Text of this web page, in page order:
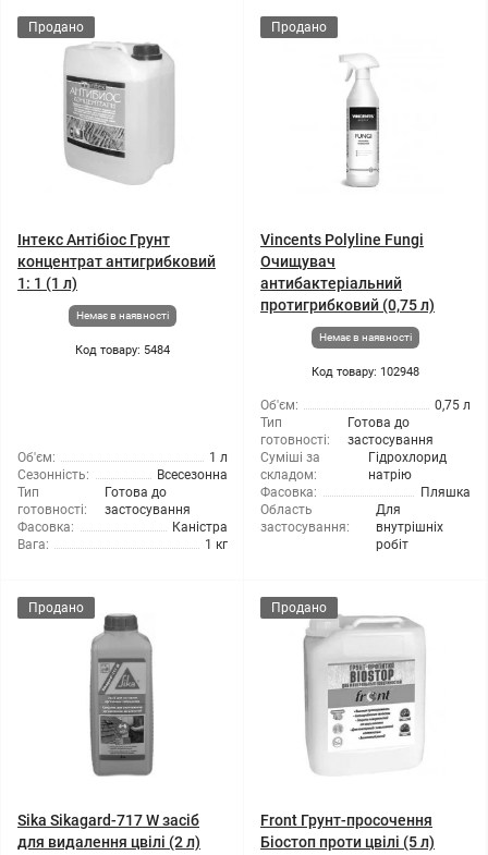
Продано
Інтекс Антібіос Грунт
концентрат антигрибковий
1: 1 (1 л)
Немає в наявності
Код товару: 5484
Об'єм:
1 л
Сезонність:
Всесезонна
Тип
готовності:
Готова до
застосування
Фасовка:
Каністра
Вага:
1 кг
Продано
Vincents Polyline Fungi
Очищувач
антибактеріальний
протигрибковий (0,75 л)
Немає в наявності
Код товару: 102948
Об'єм:
0,75 л
Тип
готовності:
Готова до
застосування
Суміші за
складом:
Гідрохлорид
натрію
Фасовка:
Пляшка
Область
застосування:
Для
внутрішніх
робіт
Продано
Sika Sikagard-717 W засіб
для видалення цвілі (2 л)
Продано
Front Грунт-просочення
Біостоп проти цвілі (5 л)